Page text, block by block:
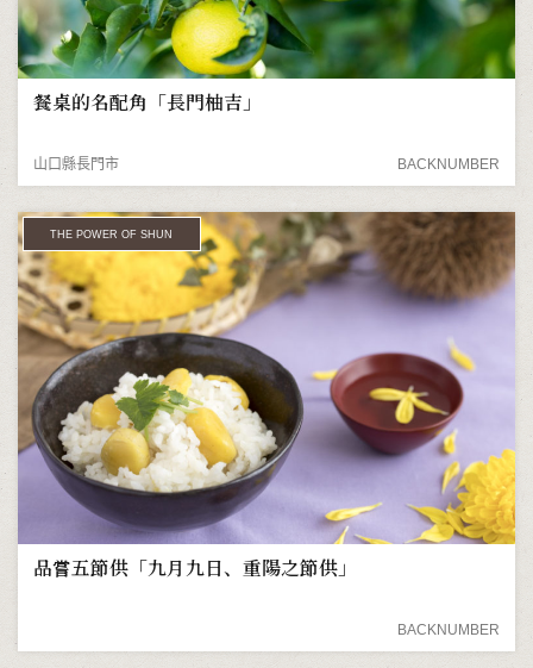
餐桌的名配角「長門柚吉」
山口縣長門市 BACKNUMBER
THE POWER OF SHUN
品嘗五節供「九月九日、重陽之節供」
BACKNUMBER